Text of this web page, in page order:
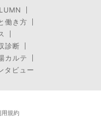
働き方
診断
カルテ
タビュー
用規約